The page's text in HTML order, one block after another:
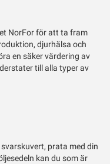
NorFor för att ta fram
djurhälsa och
en säker värdering av
till alla typer av
prata med din
kan du som är